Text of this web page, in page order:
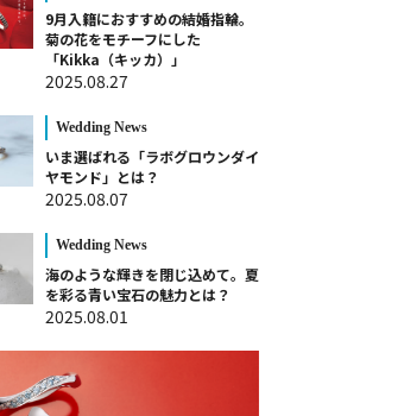
9月入籍におすすめの結婚指輪。
菊の花をモチーフにした
「Kikka（キッカ）」
2025.08.27
Wedding News
いま選ばれる「ラボグロウンダイ
ヤモンド」とは？
2025.08.07
Wedding News
海のような輝きを閉じ込めて。夏
を彩る青い宝石の魅力とは？
2025.08.01